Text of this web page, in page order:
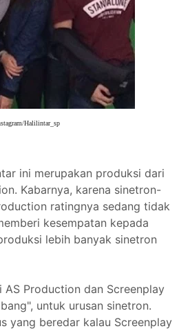
Halilintar_sp
ini merupakan produksi dari
Kabarnya, karena sinetron-
ratingnya sedang tidak
kesempatan kepada
lebih banyak sinetron
AS Production dan Screenplay
untuk urusan sinetron.
yang beredar kalau Screenplay